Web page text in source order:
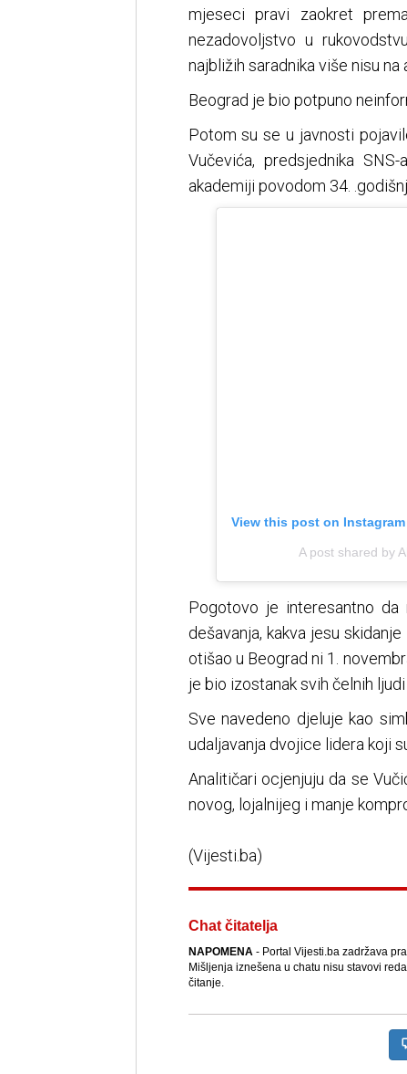
mjeseci pravi zaokret
nezadovoljstvo u
najbližih saradnika više nisu
Beograd je bio potpuno
Potom su se u javnosti
Vučevića, predsjednika
akademiji povodom 34.
View this post on Instagram
A post shared by
Pogotovo je interesantno da
dešavanja, kakva jesu
otišao u Beograd ni 1.
je bio izostanak svih čelnih ljudi
Sve navedeno djeluje kao
udaljavanja dvojice lidera koji
Analitičari ocjenjuju da se
novog, lojalnijeg i manje
(Vijesti.ba)
Chat čitatelja
NAPOMENA- Portal Vijesti.ba zadržava
Mišljenja iznešena u chatu nisu stavovi
čitanje.